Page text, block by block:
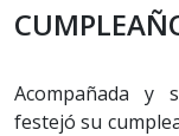
Acompañada y
festejó su